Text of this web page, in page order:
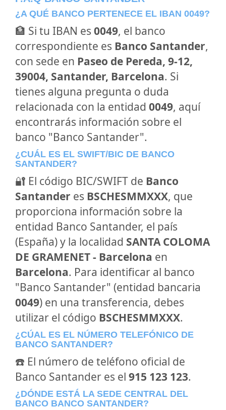
¿A QUÉ BANCO PERTENECE EL IBAN 0049?
🏦 Si tu IBAN es 0049, el banco
correspondiente es Banco Santander,
con sede en Paseo de Pereda, 9-12,
39004, Santander, Barcelona. Si
tienes alguna pregunta o duda
relacionada con la entidad 0049, aquí
encontrarás información sobre el
banco "Banco Santander".
¿CUÁL ES EL SWIFT/BIC DE BANCO
SANTANDER?
🔐 El código BIC/SWIFT de Banco
Santander es BSCHESMMXXX, que
proporciona información sobre la
entidad Banco Santander, el país
(España) y la localidad SANTA COLOMA
DE GRAMENET - Barcelona en
Barcelona. Para identificar al banco
"Banco Santander" (entidad bancaria
0049) en una transferencia, debes
utilizar el código BSCHESMMXXX.
¿CÚAL ES EL NÚMERO TELEFÓNICO DE
BANCO SANTANDER?
☎️ El número de teléfono oficial de
Banco Santander es el 915 123 123.
¿DÓNDE ESTÁ LA SEDE CENTRAL DEL
BANCO BANCO SANTANDER?